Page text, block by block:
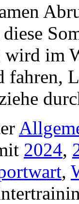
im
fahren,
ziehe
2024,
,